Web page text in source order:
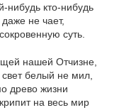
нибудь кто-нибудь
не чает,
суть.
нашей Отчизне,
белый не мил,
древо жизни
на весь мир